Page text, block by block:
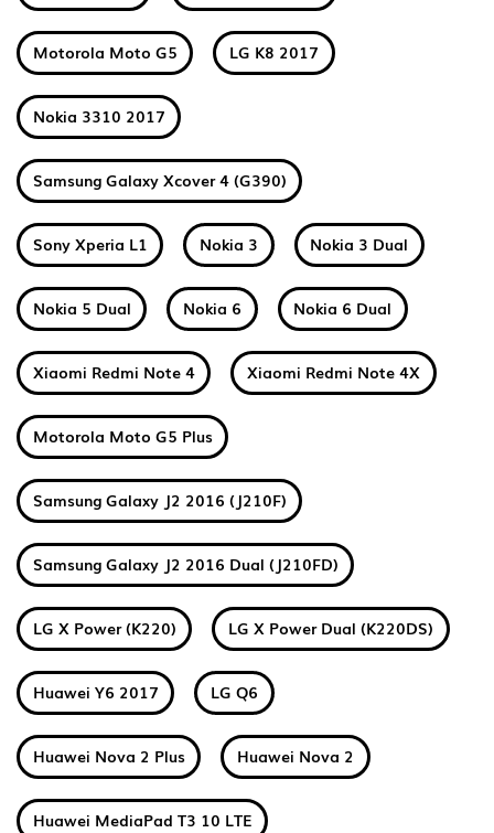
Motorola Moto G5 LG K8 2017
Nokia 3310 2017
Samsung Galaxy Xcover 4 (G390)
Sony Xperia L1 Nokia 3 Nokia 3 Dual
Nokia 5 Dual Nokia 6 Nokia 6 Dual
Xiaomi Redmi Note 4 Xiaomi Redmi Note 4X
Motorola Moto G5 Plus
Samsung Galaxy J2 2016 (J210F)
Samsung Galaxy J2 2016 Dual (J210FD)
LG X Power (K220) LG X Power Dual (K220DS)
Huawei Y6 2017 LG Q6
Huawei Nova 2 Plus Huawei Nova 2
Huawei MediaPad T3 10 LTE